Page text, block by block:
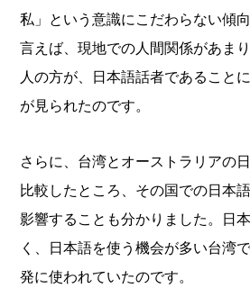
私」という意識にこだわらない傾
言えば、現地での人間関係があま
人の方が、日本語話者であること
が見られたのです。
さらに、台湾とオーストラリアの
比較したところ、その国での日本
影響することも分かりました。日
く、日本語を使う機会が多い台湾
発に使われていたのです。